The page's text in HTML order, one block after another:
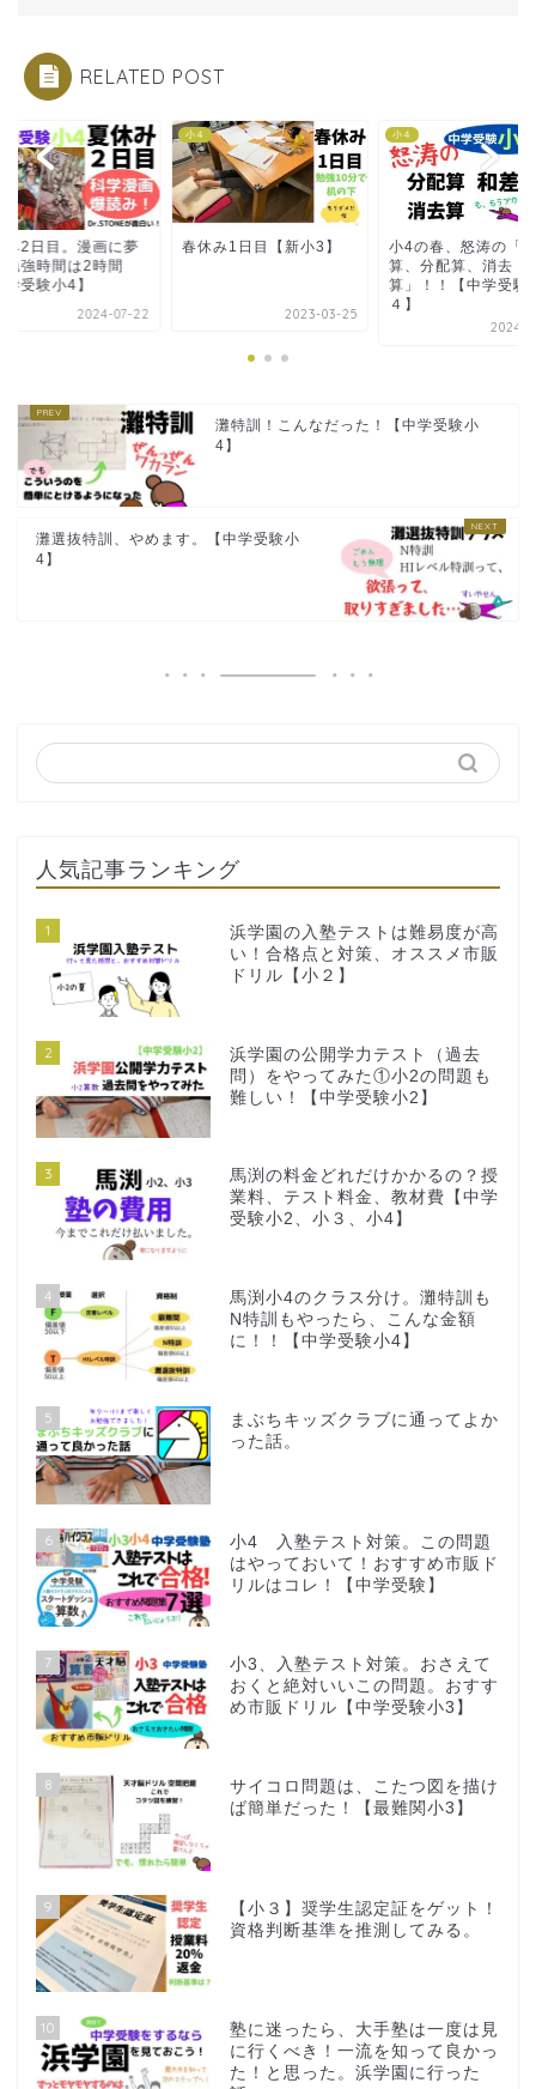
RELATED POST
み1日目【新小3】
2023-03-25
小４
小4の春、怒涛の「和差
小４
夏休み2日目。漫画
中！勉強時間は2時
【中学受験小4】
灘特訓！こんなだった！【中学受験小
4】
灘選抜特訓、やめます。【中学受験小
4】
人気記事ランキング
1
浜学園の入塾テストは難易度が高
い！合格点と対策、オススメ市販
ドリル【小２】
2
浜学園の公開学力テスト（過去
問）をやってみた①小2の問題も
難しい！【中学受験小2】
3
馬渕の料金どれだけかかるの？授
業料、テスト料金、教材費【中学
受験小2、小３、小4】
4
馬渕小4のクラス分け。灘特訓も
N特訓もやったら、こんな金額
に！！【中学受験小4】
5
まぶちキッズクラブに通ってよか
った話。
6
小4 入塾テスト対策。この問題
はやっておいて！おすすめ市販ド
リルはコレ！【中学受験】
7
小3、入塾テスト対策。おさえて
おくと絶対いいこの問題。おすす
め市販ドリル【中学受験小3】
8
サイコロ問題は、こたつ図を描け
ば簡単だった！【最難関小3】
9
【小３】奨学生認定証をゲット！
資格判断基準を推測してみる。
10
塾に迷ったら、大手塾は一度は見
に行くべき！一流を知って良かっ
た！と思った。浜学園に行った